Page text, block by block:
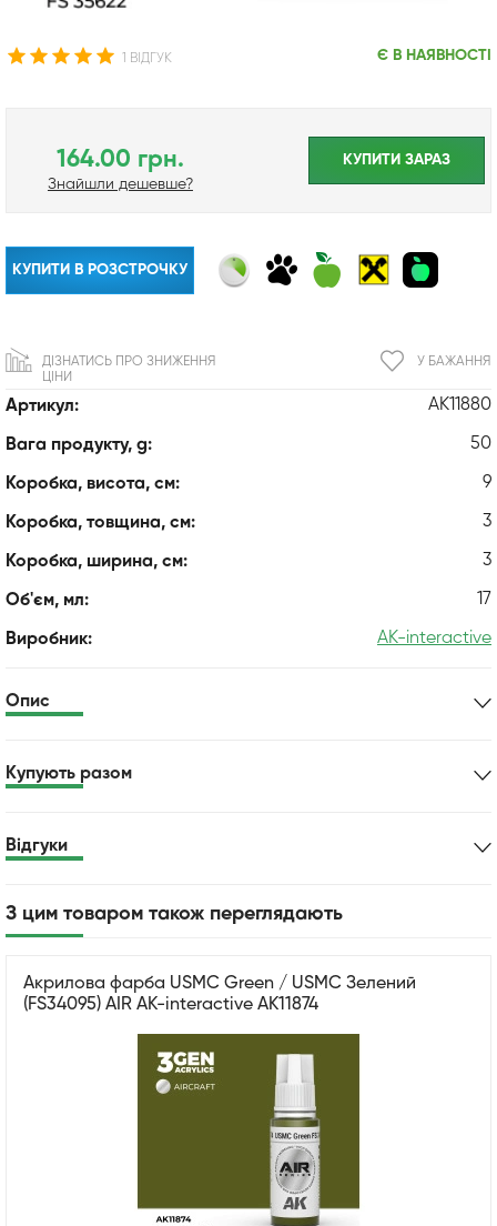
1 ВІДГУК Є В НАЯВНОСТІ
Артикул: AK11880
Вага продукту, g: 50
Коробка, висота, см: 9
Коробка, товщина, см: 3
Коробка, ширина, см: 3
Об'єм, мл: 17
Виробник: AK-interactive
164.00 грн.
Знайшли дешевше?
КУПИТИ ЗАРАЗ
КУПИТИ В РОЗСТРОЧКУ
У БАЖАННЯ
ДІЗНАТИСЬ ПРО ЗНИЖЕННЯ
ЦІНИ
Опис
Купують разом
Відгуки
З цим товаром також переглядають
Акрилова фарба USMC Green / USMC Зелений
(FS34095) AIR АК-interactive AK11874